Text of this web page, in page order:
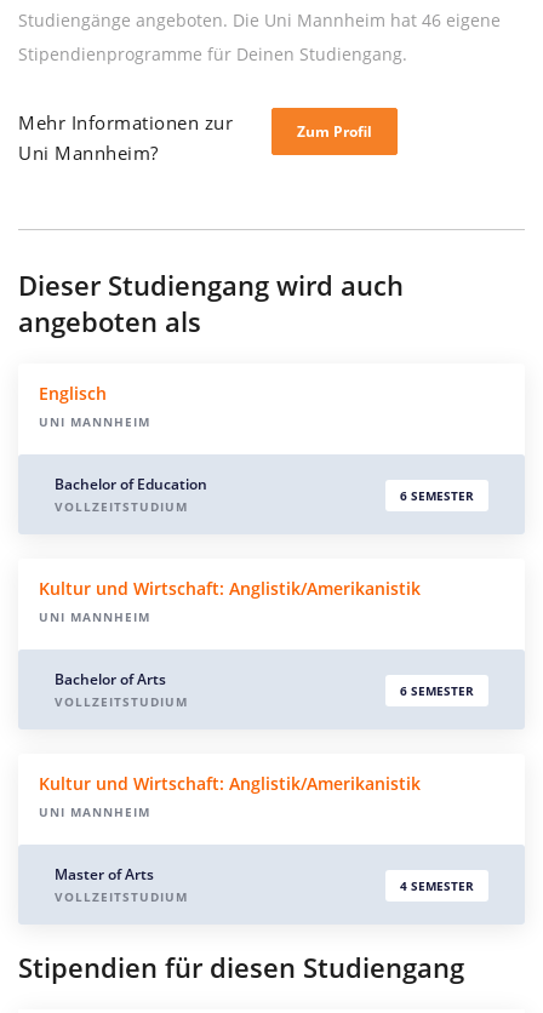
Studiengänge angeboten. Die Uni Mannheim hat 46 eigene
Stipendienprogramme für Deinen Studiengang.
Mehr Informationen zur
Uni Mannheim?
Zum Profil
Dieser Studiengang wird auch
angeboten als
Englisch
UNI MANNHEIM
Bachelor of Education
VOLLZEITSTUDIUM
6 SEMESTER
Kultur und Wirtschaft: Anglistik/Amerikanistik
UNI MANNHEIM
Bachelor of Arts
VOLLZEITSTUDIUM
6 SEMESTER
Kultur und Wirtschaft: Anglistik/Amerikanistik
UNI MANNHEIM
Master of Arts
VOLLZEITSTUDIUM
4 SEMESTER
Stipendien für diesen Studiengang